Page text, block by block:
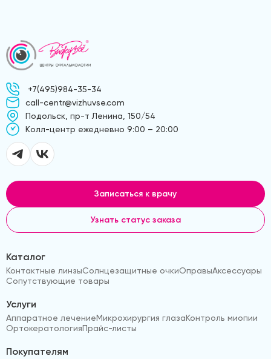
+7(495)984-35-34
call-centr@vizhuvse.com
Подольск, пр-т Ленина, 150/54
Kолл-центр ежедневно 9:00 – 20:00
Записаться к врачу
Узнать статус заказа
Каталог
Контактные линзыСолнцезащитные очкиОправыАксессуары
Сопутствующие товары
Услуги
Аппаратное лечениеМикрохирургия глазаКонтроль миопии
ОртокератологияПрайс-листы
Покупателям